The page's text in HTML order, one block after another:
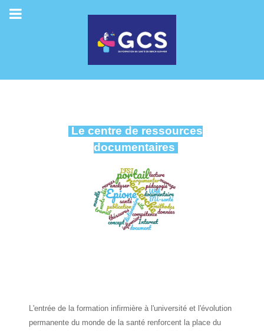
Le centre de ressources
documentaires
L'entrée de la formation infirmière à l'université et l'évolution
permanente du monde de la santé renforcent la place du